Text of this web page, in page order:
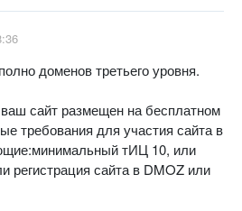
доменов третьего уровня.
сайт размещен на бесплатном
требования для участия сайта в
тИЦ 10, или
регистрация сайта в DMOZ или